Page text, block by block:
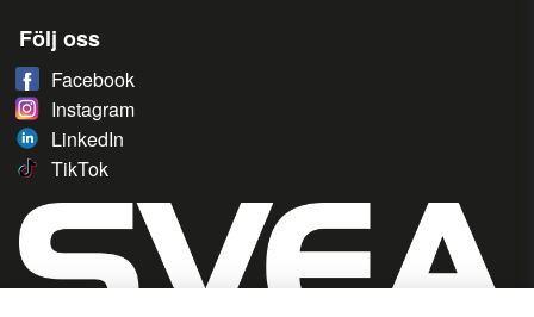
Följ oss
Facebook
Instagram
LinkedIn
TikTok